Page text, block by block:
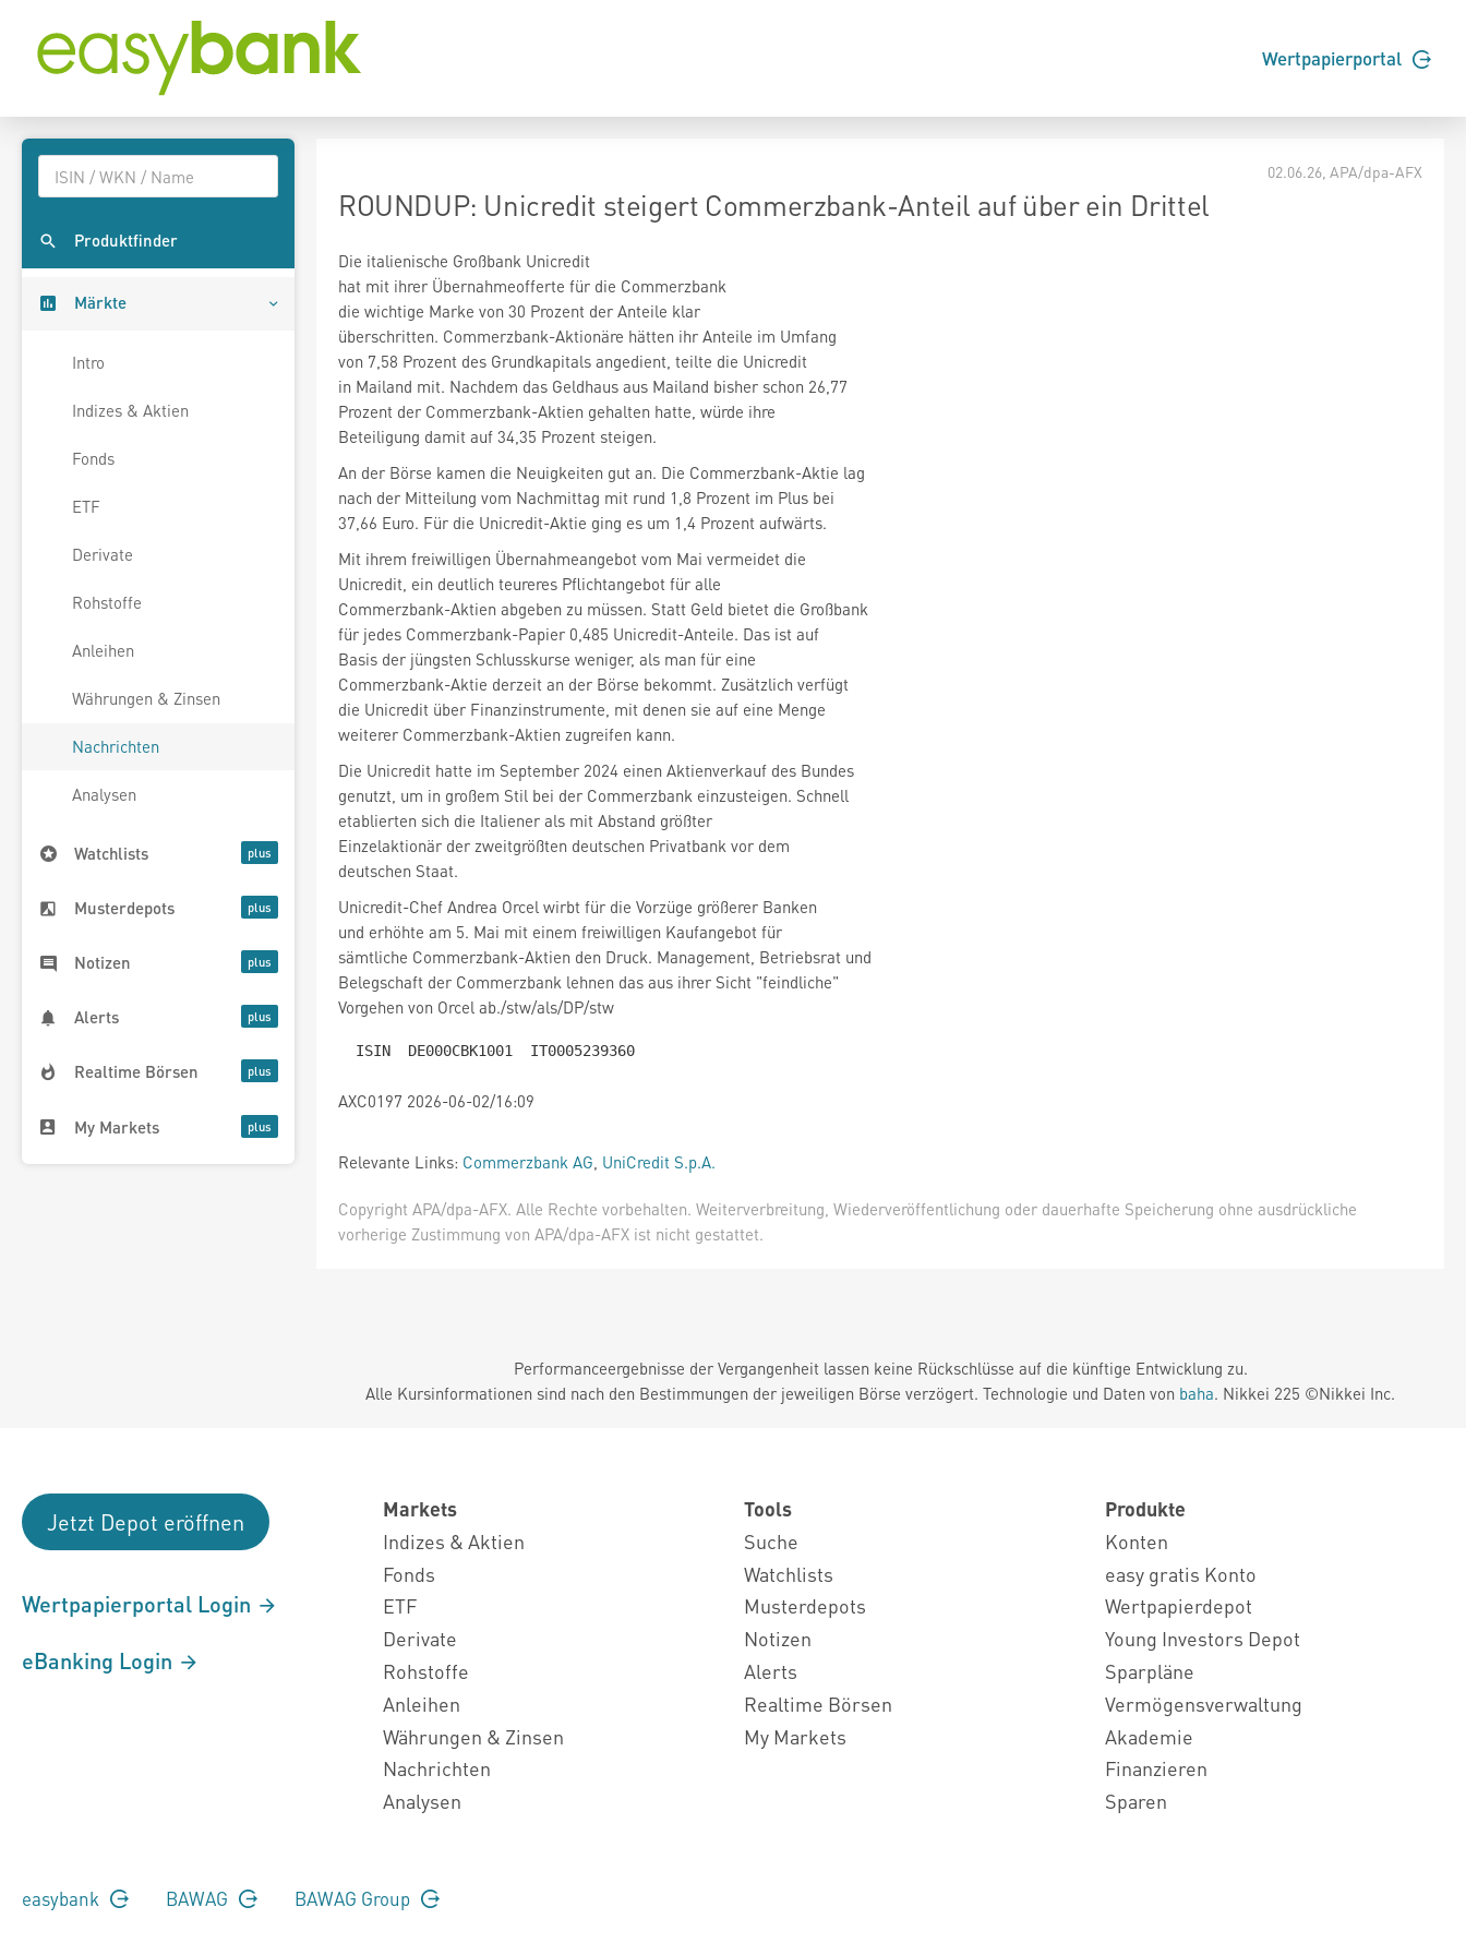
Wertpapierportal
Produktfinder
Märkte
Intro
Indizes & Aktien
Fonds
ETF
Derivate
Rohstoffe
Anleihen
Währungen & Zinsen
Nachrichten
Analysen
Watchlists
Musterdepots
Notizen
Alerts
Realtime Börsen
My Markets
02.06.26 , APA/dpa-AFX
ROUNDUP: Unicredit steigert Commerzbank-Anteil auf über ein Drittel
die wichtige Marke von 30 Prozent der Anteile klar
überschritten. Commerzbank-Aktionäre hätten ihr Anteile im Umfang
von 7,58 Prozent des Grundkapitals angedient, teilte die Unicredit
in Mailand mit. Nachdem das Geldhaus aus Mailand bisher schon 26,77
Prozent der Commerzbank-Aktien gehalten hatte, würde ihre
Beteiligung damit auf 34,35 Prozent steigen.
An der Börse kamen die Neuigkeiten gut an. Die Commerzbank-Aktie lag
nach der Mitteilung vom Nachmittag mit rund 1,8 Prozent im Plus bei
37,66 Euro. Für die Unicredit-Aktie ging es um 1,4 Prozent aufwärts.
Mit ihrem freiwilligen Übernahmeangebot vom Mai vermeidet die
Unicredit, ein deutlich teureres Pflichtangebot für alle
Commerzbank-Aktien abgeben zu müssen. Statt Geld bietet die Großbank
für jedes Commerzbank-Papier 0,485 Unicredit-Anteile. Das ist auf
Basis der jüngsten Schlusskurse weniger, als man für eine
Commerzbank-Aktie derzeit an der Börse bekommt. Zusätzlich verfügt
die Unicredit über Finanzinstrumente, mit denen sie auf eine Menge
weiterer Commerzbank-Aktien zugreifen kann.
Die Unicredit hatte im September 2024 einen Aktienverkauf des Bundes
genutzt, um in großem Stil bei der Commerzbank einzusteigen. Schnell
etablierten sich die Italiener als mit Abstand größter
Einzelaktionär der zweitgrößten deutschen Privatbank vor dem
deutschen Staat.
Unicredit-Chef Andrea Orcel wirbt für die Vorzüge größerer Banken
und erhöhte am 5. Mai mit einem freiwilligen Kaufangebot für
sämtliche Commerzbank-Aktien den Druck. Management, Betriebsrat und
Belegschaft der Commerzbank lehnen das aus ihrer Sicht "feindliche"
Vorgehen von Orcel ab./stw/als/DP/stw
AXC0197 2026-06-02/16:09
Relevante Links: Commerzbank AG, UniCredit S.p.A.
Copyright APA/dpa-AFX. Alle Rechte vorbehalten. Weiterverbreitung, Wiederveröffentlichung oder dauerhafte Speicherung ohne ausdrückliche
vorherige Zustimmung von APA/dpa-AFX ist nicht gestattet.
Performanceergebnisse der Vergangenheit lassen keine Rückschlüsse auf die künftige Entwicklung zu.
Alle Kursinformationen sind nach den Bestimmungen der jeweiligen Börse verzögert. Technologie und Daten von baha. Nikkei 225 ©Nikkei Inc.
Jetzt Depot eröffnen
Wertpapierportal Login
eBanking Login
Markets
Indizes & Aktien
Fonds
ETF
Derivate
Rohstoffe
Anleihen
Währungen & Zinsen
Nachrichten
Analysen
Tools
Suche
Watchlists
Musterdepots
Notizen
Alerts
Realtime Börsen
My Markets
Produkte
Konten
easy gratis Konto
Wertpapierdepot
Young Investors Depot
Sparpläne
Vermögensverwaltung
Akademie
Finanzieren
Sparen
easybank BAWAG BAWAG Group